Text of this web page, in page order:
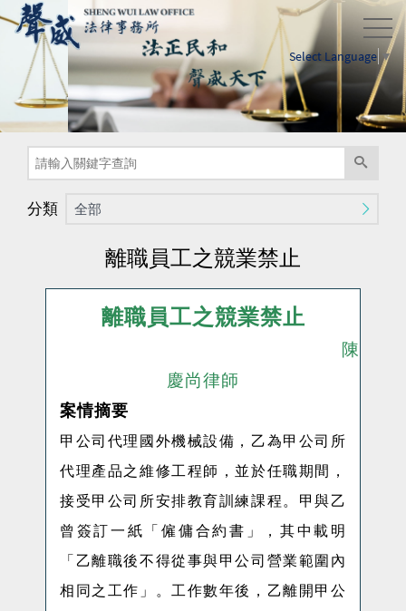
Select Language ▼
分類 全部
離職員工之競業禁止
離職員工之競業禁止
陳
慶尚律師
案情摘要
甲公司代理國外機械設備，乙為甲公司所
代理產品之維修工程師，並於任職期間，
接受甲公司所安排教育訓練課程。甲與乙
曾簽訂一紙「僱傭合約書」，其中載明
「乙離職後不得從事與甲公司營業範圍內
相同之工作」。工作數年後，乙離開甲公